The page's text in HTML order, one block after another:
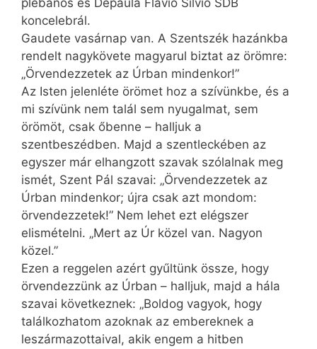
plébános és Depaula Flavio Silvio SDB
koncelebrál.
Gaudete vasárnap van. A Szentszék hazánkba
rendelt nagykövete magyarul biztat az örömre:
„Örvendezzetek az Úrban mindenkor!”
Az Isten jelenléte örömet hoz a szívünkbe, és a
mi szívünk nem talál sem nyugalmat, sem
örömöt, csak őbenne – halljuk a
szentbeszédben. Majd a szentleckében az
egyszer már elhangzott szavak szólalnak meg
ismét, Szent Pál szavai: „Örvendezzetek az
Úrban mindenkor; újra csak azt mondom:
örvendezzetek!” Nem lehet ezt elégszer
elismételni. „Mert az Úr közel van. Nagyon
közel.”
Ezen a reggelen azért gyűltünk össze, hogy
örvendezzünk az Úrban – halljuk, majd a hála
szavai következnek: „Boldog vagyok, hogy
találkozhatom azoknak az embereknek a
leszármazottaival, akik engem a hitben